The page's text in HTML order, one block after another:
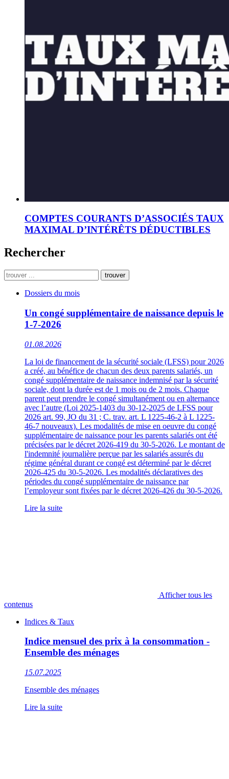
COMPTES COURANTS D’ASSOCIÉS TAUX
MAXIMAL D’INTÉRÊTS DÉDUCTIBLES
Rechercher
trouver
Dossiers du mois
Un congé supplémentaire de naissance depuis le
1-7-2026
01.08.2026
La loi de financement de la sécurité sociale (LFSS) pour 2026
a créé, au bénéfice de chacun des deux parents salariés, un
congé supplémentaire de naissance indemnisé par la sécurité
sociale, dont la durée est de 1 mois ou de 2 mois. Chaque
parent peut prendre le congé simultanément ou en alternance
avec l’autre (Loi 2025-1403 du 30-12-2025 de LFSS pour
2026 art. 99, JO du 31 ; C. trav. art. L 1225-46-2 à L 1225-
46-7 nouveaux). Les modalités de mise en oeuvre du congé
supplémentaire de naissance pour les parents salariés ont été
précisées par le décret 2026-419 du 30-5-2026. Le montant de
l'indemnité journalière perçue par les salariés assurés du
régime général durant ce congé est déterminé par le décret
2026-425 du 30-5-2026. Les modalités déclaratives des
périodes du congé supplémentaire de naissance par
l’employeur sont fixées par le décret 2026-426 du 30-5-2026.
Lire la suite
Afficher tous les
contenus
Indices & Taux
Indice mensuel des prix à la consommation -
Ensemble des ménages
15.07.2025
Ensemble des ménages
Lire la suite